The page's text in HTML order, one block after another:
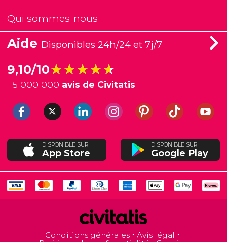
Qui sommes-nous
Aide Disponibles 24h/24 et 7j/7
9,10/10★★★★★
★★★★★
+5 000 000 avis de Civitatis
DISPONIBLE SUR
App Store
DISPONIBLE SUR
Google Play
Conditions générales
Avis légal